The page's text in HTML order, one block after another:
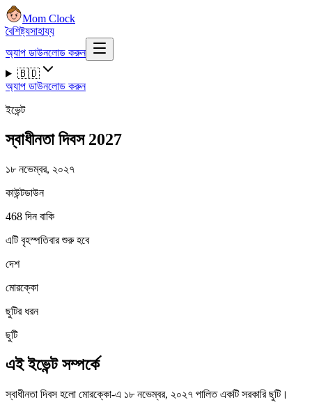
Mom Clock
বৈশিষ্ট্যসাহায্য
অ্যাপ ডাউনলোড করুন
🇧🇩
অ্যাপ ডাউনলোড করুন
ইভেন্ট
স্বাধীনতা দিবস 2027
১৮ নভেম্বর, ২০২৭
কাউন্টডাউন
468 দিন বাকি
এটি বৃহস্পতিবার শুরু হবে
দেশ
মোরক্কো
ছুটির ধরন
ছুটি
এই ইভেন্ট সম্পর্কে
স্বাধীনতা দিবস হলো মোরক্কো-এ ১৮ নভেম্বর, ২০২৭ পালিত একটি সরকারি ছুটি।